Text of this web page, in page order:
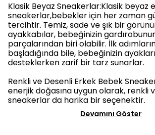
Klasik Beyaz Sneakerlar:Klasik beyaz
sneakerlar,bebekler için her zaman
tercihtir. Temiz, sade ve şık bir
ayakkabılar, bebeğinizin
parçalarından biri olabilir. İlk
başladığında bile, bebeğinizin
desteklerken zarif bir tarz sunarlar.
Renkli ve Desenli Erkek Bebek
enerjik doğasına uygun olarak, renkli
sneakerlar da harika bir seçenektir.
Devamını Göster